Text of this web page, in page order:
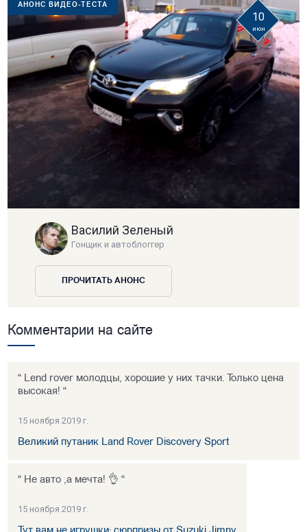
АНОНС ВИДЕО-ТЕСТА
10
июн
Василий Зеленый
Гонщик и автоблоггер
ПРОЧИТАТЬ АНОНС
Комментарии на сайте
“ Lend rover молодцы, хорошие у них тачки. Только цена
высокая! “
15 ноября 2019 г.
Великий путаник Land Rover Discovery Sport
“ Не авто ,а мечта! 👌 “
15 ноября 2019 г.